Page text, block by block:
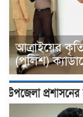
আত্রাইয়ের
(পুলিশ)